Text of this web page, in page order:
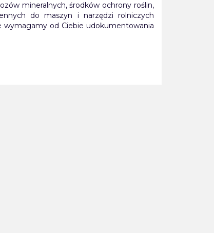
mineralnych, środków ochrony roślin,
do maszyn i narzędzi rolniczych
wymagamy od Ciebie udokumentowania